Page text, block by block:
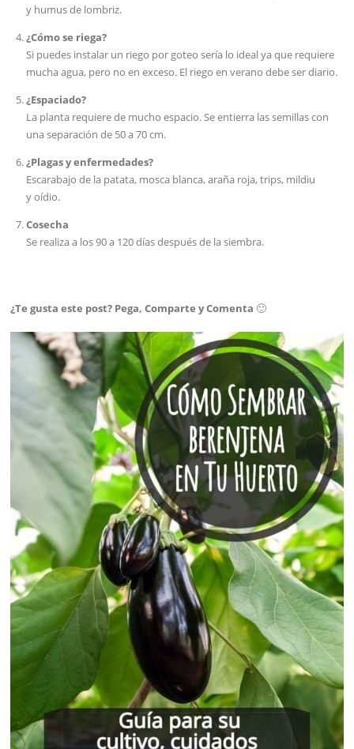
y humus de lombriz.
¿Cómo se riega?
Si puedes instalar un riego por goteo sería lo ideal ya que requiere
mucha agua, pero no en exceso. El riego en verano debe ser diario.
¿Espaciado?
La planta requiere de mucho espacio. Se entierra las semillas con
una separación de 50 a 70 cm.
¿Plagas y enfermedades?
Escarabajo de la patata, mosca blanca, araña roja, trips, mildiu
y oídio.
Cosecha
Se realiza a los 90 a 120 días después de la siembra.
¿Te gusta este post? Pega, Comparte y Comenta 🙂